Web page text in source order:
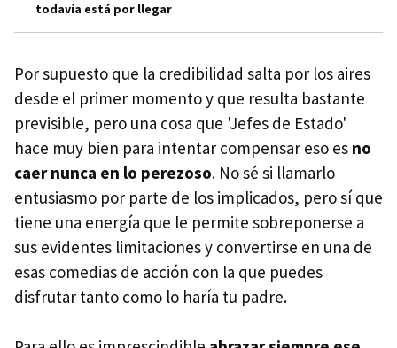
todavía está por llegar
Por supuesto que la credibilidad salta por los aires
desde el primer momento y que resulta bastante
previsible, pero una cosa que 'Jefes de Estado'
hace muy bien para intentar compensar eso es no
caer nunca en lo perezoso. No sé si llamarlo
entusiasmo por parte de los implicados, pero sí que
tiene una energía que le permite sobreponerse a
sus evidentes limitaciones y convertirse en una de
esas comedias de acción con la que puedes
disfrutar tanto como lo haría tu padre.